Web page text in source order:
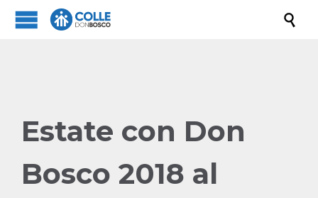

Estate con Don
Bosco 2018 al